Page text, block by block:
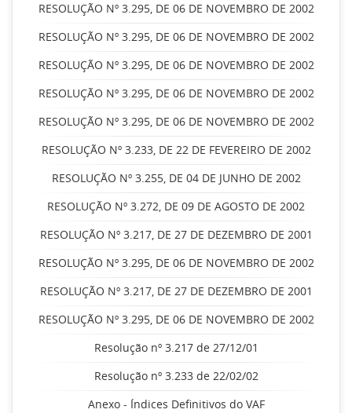
RESOLUÇÃO Nº 3.295, DE 06 DE NOVEMBRO DE 2002
RESOLUÇÃO Nº 3.295, DE 06 DE NOVEMBRO DE 2002
RESOLUÇÃO Nº 3.295, DE 06 DE NOVEMBRO DE 2002
RESOLUÇÃO Nº 3.295, DE 06 DE NOVEMBRO DE 2002
RESOLUÇÃO Nº 3.295, DE 06 DE NOVEMBRO DE 2002
RESOLUÇÃO Nº 3.233, DE 22 DE FEVEREIRO DE 2002
RESOLUÇÃO Nº 3.255, DE 04 DE JUNHO DE 2002
RESOLUÇÃO Nº 3.272, DE 09 DE AGOSTO DE 2002
RESOLUÇÃO Nº 3.217, DE 27 DE DEZEMBRO DE 2001
RESOLUÇÃO Nº 3.295, DE 06 DE NOVEMBRO DE 2002
RESOLUÇÃO Nº 3.217, DE 27 DE DEZEMBRO DE 2001
RESOLUÇÃO Nº 3.295, DE 06 DE NOVEMBRO DE 2002
Resolução nº 3.217 de 27/12/01
Resolução nº 3.233 de 22/02/02
Anexo - Índices Definitivos do VAF